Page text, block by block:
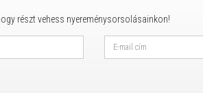
részt vehess nyereménysorsolásainkon!